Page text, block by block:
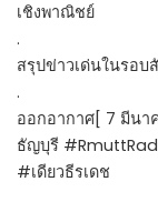
เชิงพาณิชย์
.
สรุปข่าวเด่นในรอบ
.
ออกอากาศ[ 7 มีนา
ธัญบุรี
#เดียวธีรเดช